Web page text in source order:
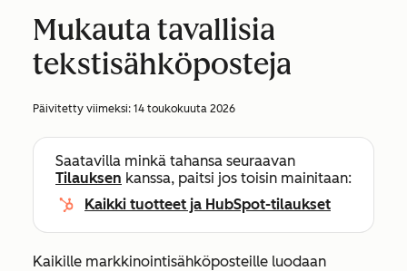
Mukauta tavallisia
tekstisähköposteja
Päivitetty viimeksi: 14 toukokuuta 2026
Saatavilla minkä tahansa seuraavan
Tilauksen kanssa, paitsi jos toisin mainitaan:
Kaikki tuotteet ja HubSpot-tilaukset
Kaikille markkinointisähköposteille luodaan